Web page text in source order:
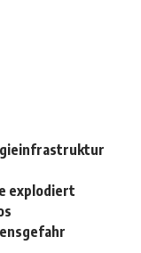
explodiert